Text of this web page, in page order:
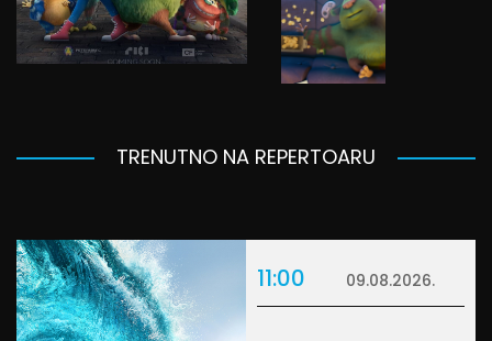
TRENUTNO NA REPERTOARU
11:00 09.08.2026.